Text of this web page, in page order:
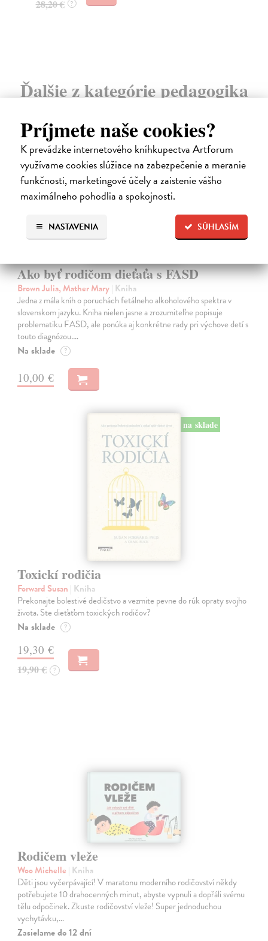
Príjmete naše cookies?
K prevádzke internetového kníhkupectva Artforum
využívame cookies slúžiace na zabezpečenie a meranie
funkčnosti, marketingové účely a zaistenie vášho
maximálneho pohodlia a spokojnosti.
SÚHLASÍM
NASTAVENIA
28,20 € ?
Ďalšie z kategórie pedagogika
na sklade
Ako byť rodičom dieťaťa s FASD
Brown Julia, Mather Mary| Kniha
Jedna z mála kníh o poruchách fetálneho alkoholového spektra v
slovenskom jazyku. Kniha nielen jasne a zrozumiteľne popisuje
problematiku FASD, ale ponúka aj konkrétne rady pri výchove detí s
touto diagnózou.…
Na sklade ?
10,00 €
na sklade
Toxickí rodičia
Forward Susan | Kniha
Prekonajte bolestivé dedičstvo a vezmite pevne do rúk opraty svojho
života. Ste dieťaťom toxických rodičov?
Na sklade ?
19,30 €
19,90 € ?
Rodičem vleže
Woo Michelle | Kniha
Děti jsou vyčerpávající! V maratonu moderního rodičovství někdy
potřebujete 10 drahocenných minut, abyste vypnuli a dopřáli svému
tělu odpočinek. Zkuste rodičovství vleže! Super jednoduchou
vychytávku,…
Zasielame do 12 dní